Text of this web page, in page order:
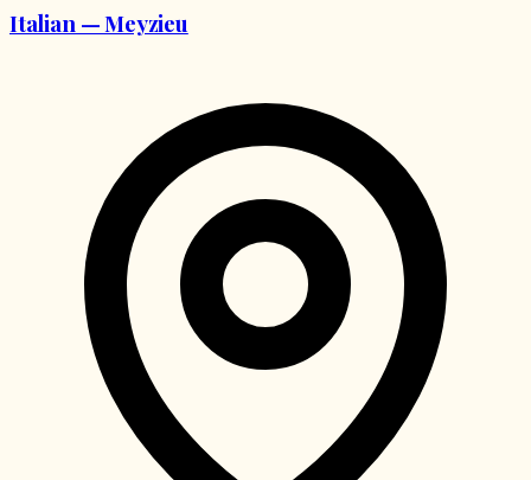
Italian — Meyzieu